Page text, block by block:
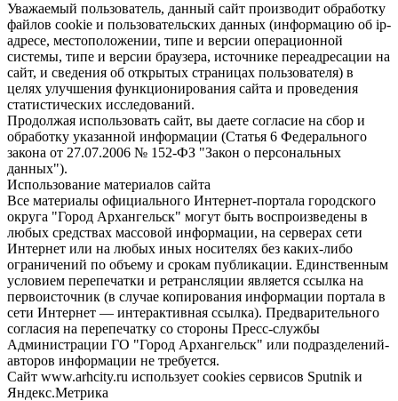
Уважаемый пользователь, данный сайт производит обработку
файлов cookie и пользовательских данных (информацию об ip-
адресе, местоположении, типе и версии операционной
системы, типе и версии браузера, источнике переадресации на
сайт, и сведения об открытых страницах пользователя) в
целях улучшения функционирования сайта и проведения
статистических исследований.
Продолжая использовать сайт, вы даете согласие на сбор и
обработку указанной информации (Статья 6 Федерального
закона от 27.07.2006 № 152-ФЗ "Закон о персональных
данных").
Использование материалов сайта
Все материалы официального Интернет-портала городского
округа "Город Архангельск" могут быть воспроизведены в
любых средствах массовой информации, на серверах сети
Интернет или на любых иных носителях без каких-либо
ограничений по объему и срокам публикации. Единственным
условием перепечатки и ретрансляции является ссылка на
первоисточник (в случае копирования информации портала в
сети Интернет — интерактивная ссылка). Предварительного
согласия на перепечатку со стороны Пресс-службы
Администрации ГО "Город Архангельск" или подразделений-
авторов информации не требуется.
Сайт www.arhcity.ru использует cookies сервисов Sputnik и
Яндекс.Метрика